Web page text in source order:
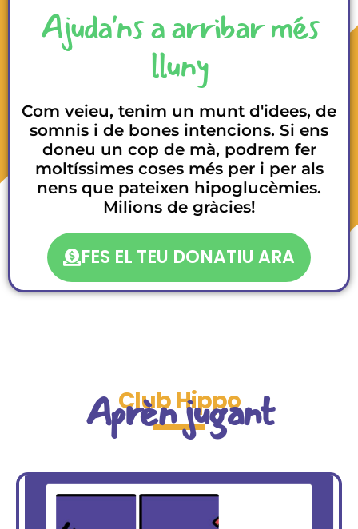
Ajuda'ns a arribar més
lluny
Com veieu, tenim un munt d'idees, de
somnis i de bones intencions. Si ens
doneu un cop de mà, podrem fer
moltíssimes coses més per i per als
nens que pateixen hipoglucèmies.
Milions de gràcies!
FES EL TEU DONATIU ARA
Club Hippo
Aprèn jugant